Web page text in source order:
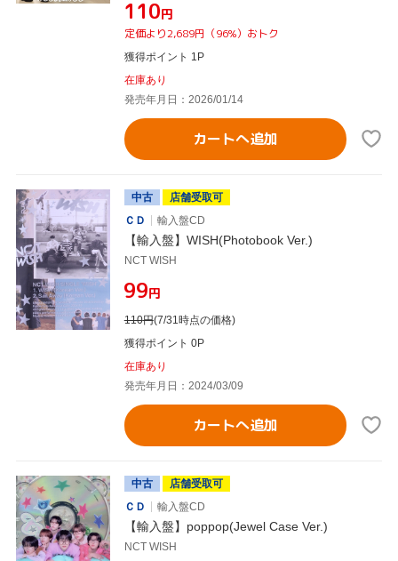
¥110円
定価より2,689円（96%）おトク
獲得ポイント 1P
在庫あり
発売年月日：2026/01/14
カートへ追加
中古
店舗受取可
ＣＤ
輸入盤CD
【輸入盤】WISH(Photobook Ver.)
NCT WISH
¥99円
110円(7/31時点の価格)
獲得ポイント 0P
在庫あり
発売年月日：2024/03/09
カートへ追加
中古
店舗受取可
ＣＤ
輸入盤CD
【輸入盤】poppop(Jewel Case Ver.)
NCT WISH